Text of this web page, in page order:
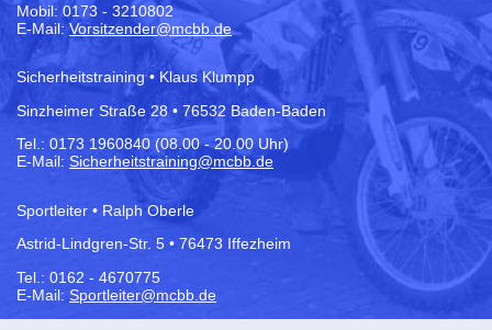
Mobil: 0173 - 3210802
E-Mail:Vorsitzender@mcbb.de
Sicherheitstraining • Klaus Klumpp
Sinzheimer Straße 28 • 76532 Baden-Baden
Tel.: 0173 1960840 (08.00 - 20.00 Uhr)
E-Mail: Sicherheitstraining@mcbb.de
Sportleiter • Ralph Oberle
Astrid-Lindgren-Str. 5 • 76473 Iffezheim
Tel.: 0162 - 4670775
E-Mail: Sportleiter@mcbb.de